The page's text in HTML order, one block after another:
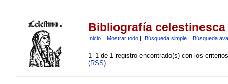
Bibliografía celestinesca
Inicio| Mostrar todo| Búsqueda simple| Búsqueda
1–1 de 1 registro encontrado(s) con los
(RSS):